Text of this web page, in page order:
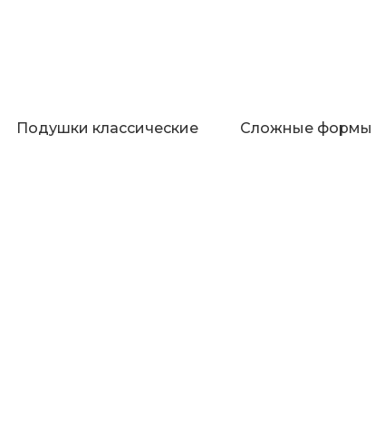
Подушки классические Сложные формы